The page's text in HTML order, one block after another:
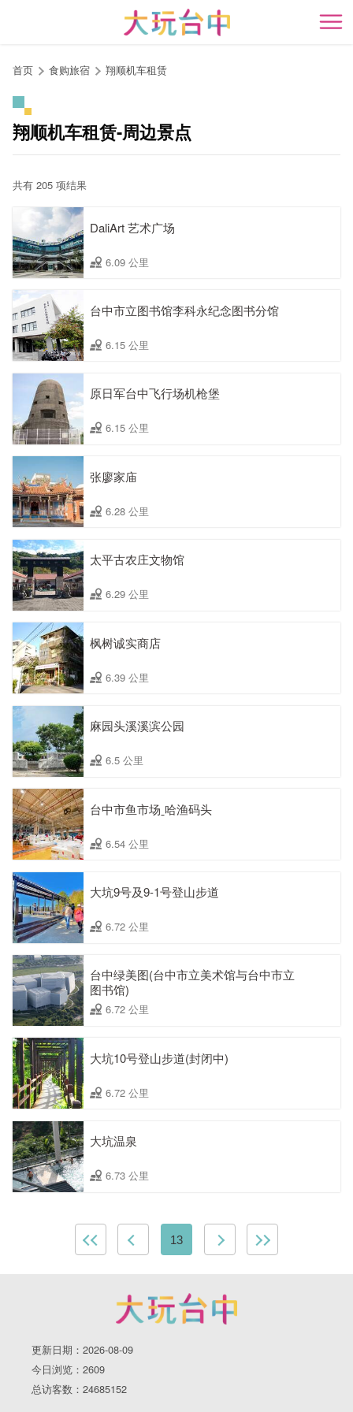
开
首页 食购旅宿 翔顺机车租赁
翔顺机车租赁-周边景点
共有 205 项结果
DaliArt 艺术广场
6.09 公里
台中市立图书馆李科永纪念图书分馆
6.15 公里
原日军台中飞行场机枪堡
6.15 公里
张廖家庙
6.28 公里
太平古农庄文物馆
6.29 公里
枫树诚实商店
6.39 公里
麻园头溪溪滨公园
6.5 公里
台中市鱼市场ˍ哈渔码头
6.54 公里
大坑9号及9-1号登山步道
6.72 公里
台中绿美图(台中市立美术馆与台中市立
图书馆)
6.72 公里
大坑10号登山步道(封闭中)
6.72 公里
大坑温泉
6.73 公里
13
更新日期：2026-08-09
今日浏览：2609
总访客数：24685152